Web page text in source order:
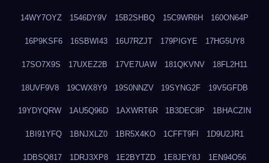
14WY7OYZ 1546DY9V 15B2SHBQ 15C9WR6H 160ON64P
16P9KSF6 16SBWI43 16U7RZJT 179PIGYE 17HG5UY8
17SO7X9S 17UXEZ2B 17VE7UAW 181QKVNV 18FL2H11
18UVF9V8 19CWX8Y9 19S0NNZV 19SYNG2F 19V5GFDB
19YDYQRW 1AU5Q96D 1AXWRT6R 1B3DEC8P 1BHACZIN
1BI91YFQ 1BNJXLZ0 1BR5X4KO 1CFFT9FI 1D9U2JR1
1DBSQ817 1DRJ3XP8 1E2BYTZD 1E8JEY8J 1EN94O56